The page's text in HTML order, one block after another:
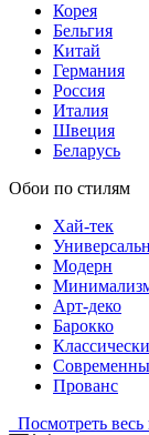
Корея
Бельгия
Китай
Германия
Россия
Италия
Швеция
Беларусь
Обои по стилям
Хай-тек
Модерн
Арт-деко
Барокко
Прованс
Посмотреть весь